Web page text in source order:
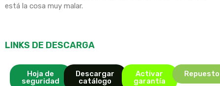
está la cosa muy malar.
LINKS DE DESCARGA
Hoja de
seguridad
Descargar
catálogo
Activar
garantía